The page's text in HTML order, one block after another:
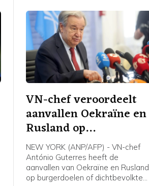
VN-chef veroordeelt
aanvallen Oekraïne en
Rusland op
burgerdoelen
NEW YORK (ANP/AFP) - VN-chef
António Guterres heeft de
aanvallen van Oekraïne en Rusland
op burgerdoelen of dichtbevolkte